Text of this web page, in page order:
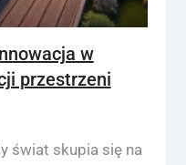
w
przestrzeni
świat skupia się na